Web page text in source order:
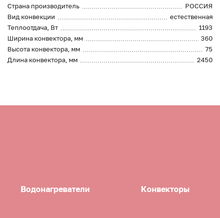
Страна производитель
РОССИЯ
Вид конвекции
естественная
Теплоотдача, Вт
1193
Ширина конвектора, мм
360
Высота конвектора, мм
75
Длина конвектора, мм
2450
Водонагреватели Конвекторы